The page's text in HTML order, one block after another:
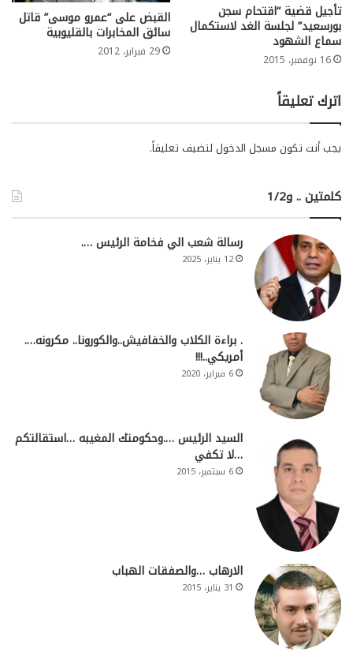
تأجيل قضية “اقتحام سجن
بورسعيد” لجلسة الغد لاستكمال
سماع الشهود
16 نوفمبر، 2015
القبض على “عمرو موسى” قاتل
سائق المخابرات بالقليوبية
29 فبراير، 2012
اترك تعليقاً
يجب أنت تكون مسجل الدخول لتضيف تعليقاً.
كلمتين .. و1/2
رسالة شعب الي فخامة الرئيس ….
12 يناير، 2025
. براءة الكلاب والخفافيش..والكورونا.. مكرونه….
أمريكي..!!!
6 فبراير، 2020
السيد الرئيس ….وحكومتك المغيبه …استقالتكم
…لا تكفي
6 سبتمبر، 2015
الارهاب …والصفقات الهباب
31 يناير، 2015